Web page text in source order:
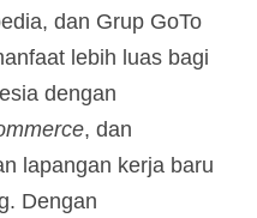
dan Grup GoTo
lebih luas bagi
dengan
, dan
lapangan kerja baru
Dengan